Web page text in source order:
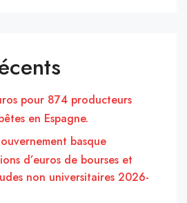
pour 874 producteurs
en Espagne.
basque
d’euros de bourses et
non universitaires 2026-